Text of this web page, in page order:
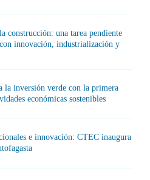
construcción: una tarea pendiente
innovación, industrialización y
la inversión verde con la primera
económicas sostenibles
e innovación: CTEC inaugura